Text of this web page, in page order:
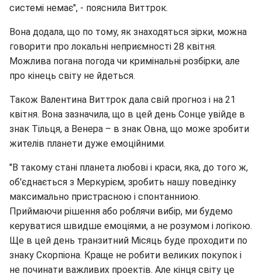
системі немає", - пояснила Виттрок.
Вона додала, що по тому, як знаходяться зірки, можна
говорити про локальні неприємності 28 квітня.
Можлива погана погода чи кримінальні розбірки, але
про кінець світу не йдеться.
Також Валентина Виттрок дала свій прогноз і на 21
квітня. Вона зазначила, що в цей день Сонце увійде в
знак Тільця, а Венера – в знак Овна, що може зробити
жителів планети дуже емоційними.
"В такому стані планета любові і краси, яка, до того ж,
об'єднається з Меркурієм, зробить нашу поведінку
максимально пристрасною і спонтанниою.
Приймаючи рішення або роблячи вибір, ми будемо
керуватися швидше емоціями, а не розумом і логікою.
Ще в цей день транзитний Місяць буде проходити по
знаку Скорпіона. Краще не робити великих покупок і
не починати важливих проектів. Але кінця світу це